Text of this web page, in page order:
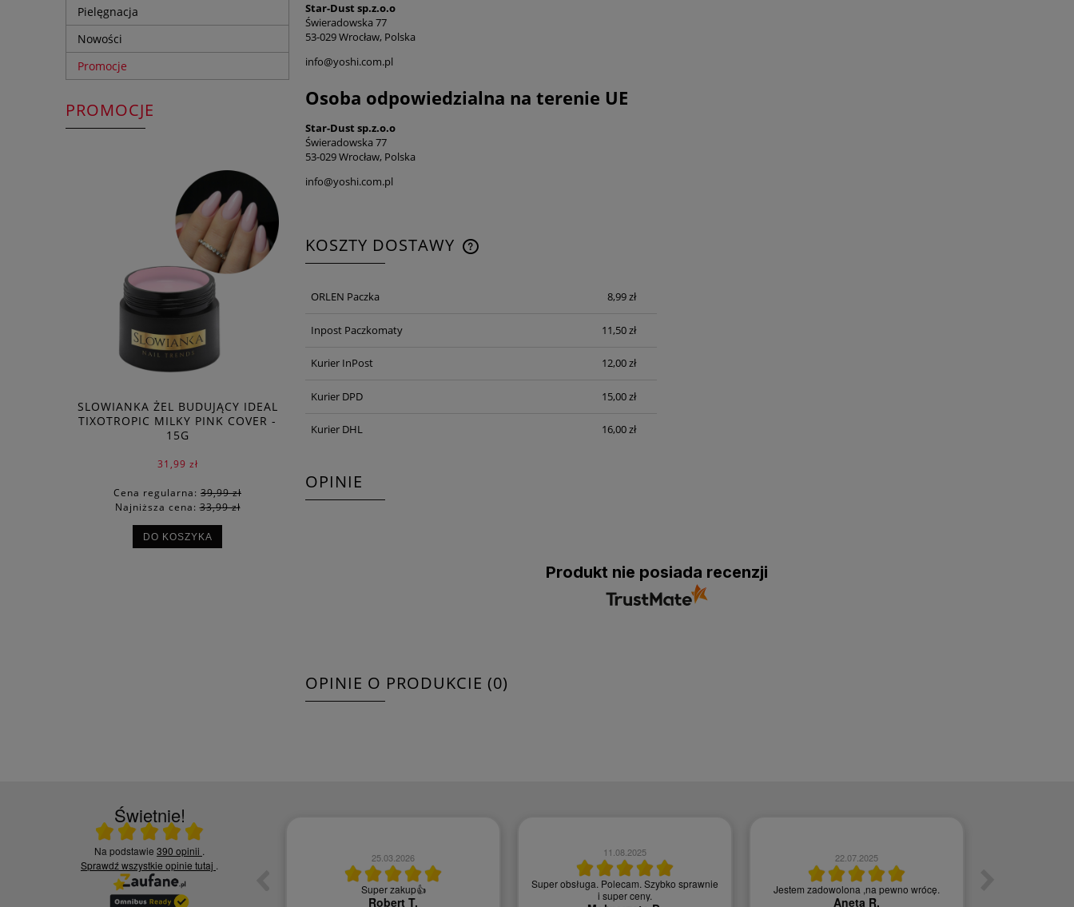
Pielęgnacja
Nowości
Promocje
PROMOCJE
SLOWIANKA ŻEL BUDUJĄCY IDEAL
TIXOTROPIC MILKY PINK COVER -
15G
31,99 zł
Cena regularna: 39,99 zł
Najniższa cena:33,99 zł
DO KOSZYKA
Star-Dust sp.z.o.o
Świeradowska 77
53-029 Wrocław, Polska
info@yoshi.com.pl
Osoba odpowiedzialna na terenie UE
Star-Dust sp.z.o.o
Świeradowska 77
53-029 Wrocław, Polska
info@yoshi.com.pl
KOSZTY DOSTAWY
ORLEN Paczka 8,99 zł
Inpost Paczkomaty 11,50 zł
Kurier InPost 12,00 zł
Kurier DPD 15,00 zł
Kurier DHL 16,00 zł
OPINIE
Produkt nie posiada recenzji
OPINIE O PRODUKCIE (0)
Świetnie!
Ocena średnia 5 na 5
Na podstawie 390 opinii .
Sprawdź wszystkie opinie tutaj .
10.06.2026
Czy jesteś zadowolony z jakości naszych
usług? - Zadowolona tak polecę
25.03.2026
Super zakup👍
Robert T.
11.08.2025
Super obsługa. Polecam. Szybko sprawnie
i super ceny.
22.07.2025
Jestem zadowolona ,na pewno wrócę.
Aneta R.